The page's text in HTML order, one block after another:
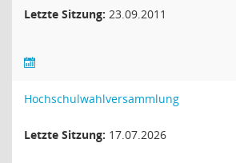
Letzte Sitzung: 23.09.2011
Hochschulwahlversammlung
Letzte Sitzung: 17.07.2026